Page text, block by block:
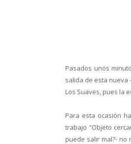
Pasados unos
salida de esta nueva
Los Suaves, pues la
Para esta ocasión
trabajo “Objeto
puede salir mal?- no